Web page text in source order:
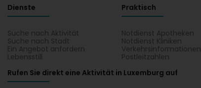
Dienste
Suche nach Aktivität
Suche nach Stadt
Ein Angebot anfordern
Lebensstill
Praktisch
Notdienst Apotheken
Notdienst Kliniken
Verkehrsinformationen
Postleitzahlen
Rufen Sie direkt eine Aktivität in Luxemburg auf